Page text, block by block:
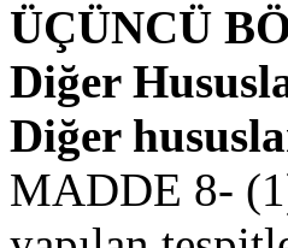
ÜÇÜNCÜ
Diğer
Diğer
MADDE 8-